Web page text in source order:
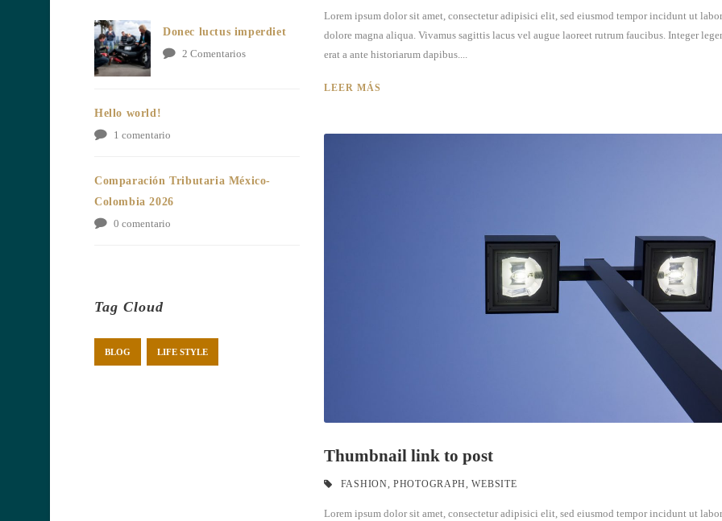
Lorem ipsum dolor sit amet, consectetur adipisici elit, sed eiusmod tempor incidunt ut
dolore magna aliqua. Vivamus sagittis lacus vel augue laoreet rutrum faucibus. Integer
erat a ante historiarum dapibus....
LEER MÁS
Thumbnail link to post
FASHION, PHOTOGRAPH, WEBSITE
Lorem ipsum dolor sit amet, consectetur adipisici elit, sed eiusmod tempor incidunt ut
Donec luctus imperdiet
2 Comentarios
Hello world!
1 comentario
Comparación Tributaria México-
Colombia 2026
0 comentario
Tag Cloud
BLOG LIFE STYLE